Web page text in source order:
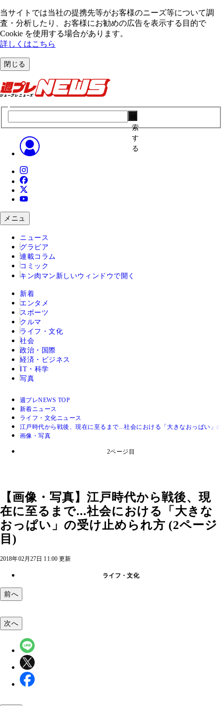
当サイトでは当社の提携先等がお客様のニーズ等について調
査・分析したり、お客様にお勧めの広告を表⽰する⽬的で
Cookie を使⽤する場合があります。
詳しくはこちら
閉じる
索
す
る
メニュ
ニュース
グラビア
連載コラム
コミック
キン肉マン 新しいウィンドウで開く
新着
エンタメ
スポーツ
クルマ
ライフ・文化
社会
政治・国際
経済・ビジネス
IT・科学
写真
週プレNEWS TOP
新着ニュース
ライフ・文化ニュース
江戸時代から戦後、現在に至るまで...社会における「大きなおっぱい」
画像・写真
2ページ目
【画像・写真】江戸時代から戦後、現
在に至るまで...社会における「大きな
おっぱい」の受け止められ方 (2ページ
目)
2018年02月27日 11:00 更新
ライフ・文化
前へ
次へ